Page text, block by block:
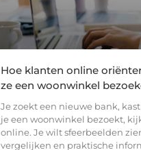
Hoe klanten online
ze een woonwinkel
Je zoekt een nieuwe bank, kast
je een woonwinkel bezoekt,
online. Je wilt sfeerbeelden
vergelijken en praktische